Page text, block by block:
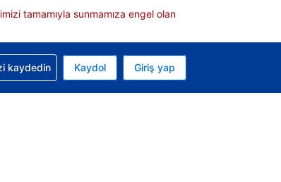
tamamıyla sunmamıza engel olan
para biriminiz Türk lirası
diliniz Türkçe
ilgili yardım alın
kaydedin Kaydol Giriş yap